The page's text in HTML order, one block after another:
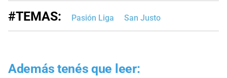
#TEMAS: Pasión Liga San Justo
Además tenés que leer: